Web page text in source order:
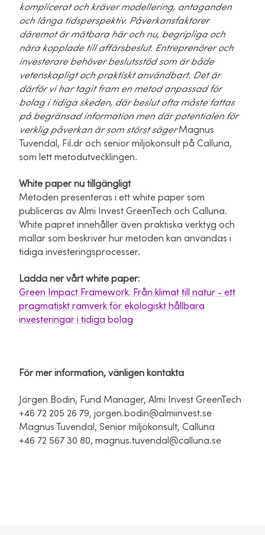
komplicerat och kräver modellering, antaganden
och långa tidsperspektiv. Påverkansfaktorer
däremot är mätbara här och nu, begripliga och
nära kopplade till affärsbeslut. Entreprenörer och
investerare behöver beslutsstöd som är både
vetenskapligt och praktiskt användbart. Det är
därför vi har tagit fram en metod anpassad för
bolag i tidiga skeden, där beslut ofta måste fattas
på begränsad information men där potentialen för
verklig påverkan är som störstsägerMagnus
Tuvendal, Fil.dr och senior miljökonsult på Calluna,
som lett metodutvecklingen.
White paper nu tillgängligt
Metoden presenteras i ett white paper som
publiceras av Almi Invest GreenTech och Calluna.
White papret innehåller även praktiska verktyg och
mallar som beskriver hur metoden kan användas i
tidiga investeringsprocesser.
Ladda ner vårt white paper:
Green Impact Framework: Från klimat till natur - ett
pragmatiskt ramverk för ekologiskt hållbara
investeringar i tidiga bolag
För mer information, vänligen kontakta
Jörgen Bodin, Fund Manager, Almi Invest GreenTech
+46 72 205 26 79, jorgen.bodin@almiinvest.se
Magnus Tuvendal, Senior miljökonsult, Calluna
+46 72 567 30 80, magnus.tuvendal@calluna.se